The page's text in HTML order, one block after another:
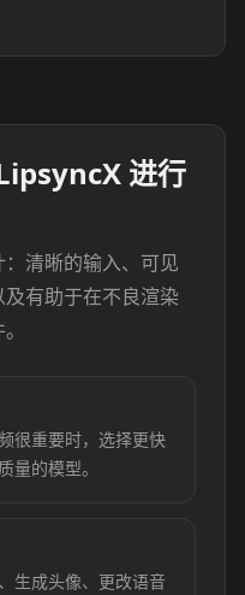
进行
清晰的输入、可见
有助于在不良渲染
很重要时，选择更快
量的模型。
生成头像、更改语音